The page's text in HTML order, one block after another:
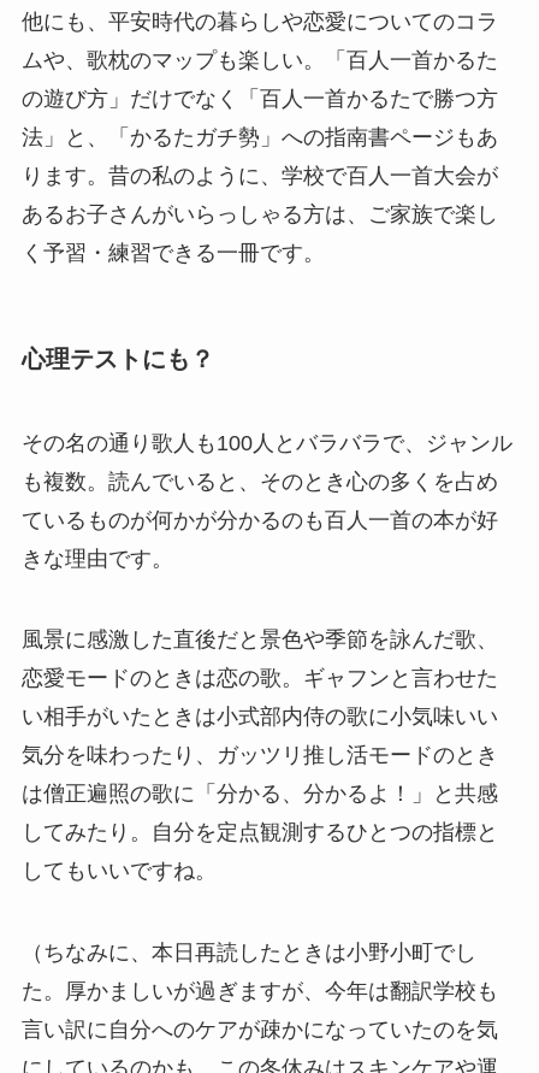
他にも、平安時代の暮らしや恋愛についてのコラ
ムや、歌枕のマップも楽しい。「百人一首かるた
の遊び方」だけでなく「百人一首かるたで勝つ方
法」と、「かるたガチ勢」への指南書ページもあ
ります。昔の私のように、学校で百人一首大会が
あるお子さんがいらっしゃる方は、ご家族で楽し
く予習・練習できる一冊です。
心理テストにも？
その名の通り歌人も100人とバラバラで、ジャンル
も複数。読んでいると、そのとき心の多くを占め
ているものが何かが分かるのも百人一首の本が好
きな理由です。
風景に感激した直後だと景色や季節を詠んだ歌、
恋愛モードのときは恋の歌。ギャフンと言わせた
い相手がいたときは小式部内侍の歌に小気味いい
気分を味わったり、ガッツリ推し活モードのとき
は僧正遍照の歌に「分かる、分かるよ！」と共感
してみたり。自分を定点観測するひとつの指標と
してもいいですね。
（ちなみに、本日再読したときは小野小町でし
た。厚かましいが過ぎますが、今年は翻訳学校も
言い訳に自分へのケアが疎かになっていたのを気